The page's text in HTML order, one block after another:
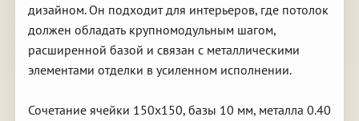
дизайном. Он подходит для интерьеров, где потолок
должен обладать крупномодульным шагом,
расширенной базой и связан с металлическими
элементами отделки в усиленном исполнении.
Сочетание ячейки 150х150, базы 10 мм, металла 0.40